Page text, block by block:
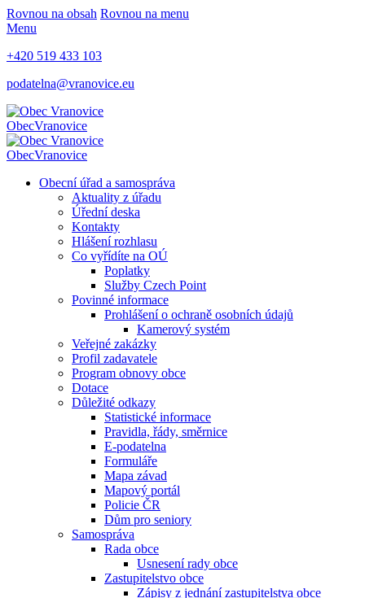
Rovnou na obsah Rovnou na menu
Menu
+420 519 433 103
podatelna@vranovice.eu
ObecVranovice
ObecVranovice
Obecní úřad a samospráva
Aktuality z úřadu
Úřední deska
Kontakty
Hlášení rozhlasu
Co vyřídíte na OÚ
Poplatky
Služby Czech Point
Povinné informace
Prohlášení o ochraně osobních údajů
Kamerový systém
Veřejné zakázky
Profil zadavatele
Program obnovy obce
Dotace
Důležité odkazy
Statistické informace
Pravidla, řády, směrnice
E-podatelna
Formuláře
Mapa závad
Mapový portál
Policie ČR
Dům pro seniory
Samospráva
Rada obce
Usnesení rady obce
Zastupitelstvo obce
Zápisy z jednání zastupitelstva obce